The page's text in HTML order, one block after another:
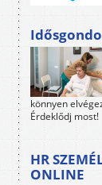
könnyen
Érdeklődj most!
HR
ONLINE